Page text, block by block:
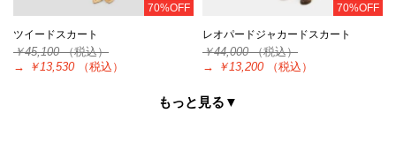
70%OFF
ツイードスカート
￥45,100（税込）
→
￥13,530 （税込）
70%OFF
レオパードジャカードスカート
￥44,000（税込）
→
￥13,200 （税込）
もっと見る▼